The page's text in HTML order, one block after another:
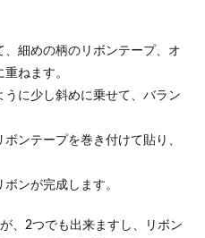
細めの柄のリボンテープ、オ
ねます。
に少し斜めに乗せて、バラン
ンテープを巻き付けて貼り、
ンが完成します。
、2つでも出来ますし、リボン